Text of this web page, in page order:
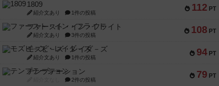
112 PT
1809
紹介文あり 1件の投稿
108 PT
ファースト・イン・フライト
紹介文あり 3件の投稿
94 PT
モズビ－ズ・レイダ－ズ
紹介文あり 1件の投稿
79 PT
テンプテーション
2件の投稿